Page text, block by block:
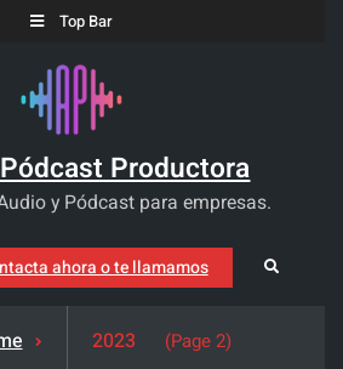
Top Bar
Productora
y Pódcast para empresas.
Search
ahora o te llamamos
2023 (Page 2)